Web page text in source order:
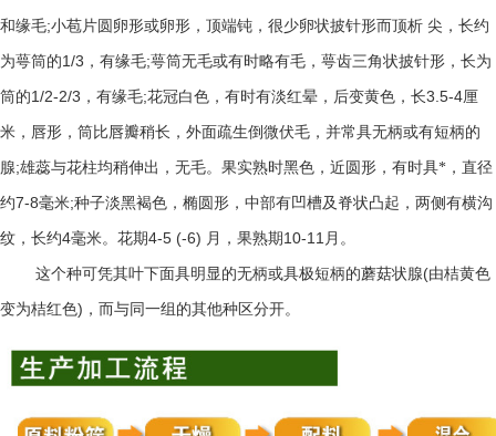
和缘毛;小苞片圆卵形或卵形，顶端钝，很少卵状披针形而顶析 尖，长约
为萼筒的1/3 ，有缘毛;萼筒无毛或有时略有毛，萼齿三角状披针形，长为
筒的1/2-2/3 ，有缘毛;花冠白色，有时有淡红晕，后变黄色，长3.5-4厘
米，唇形，筒比唇瓣稍长，外面疏生倒微伏毛，并常具无柄或有短柄的
腺;雄蕊与花柱均稍伸出，无毛。果实熟时黑色，近圆形，有时具*，直径
约7-8毫米;种子淡黑褐色，椭圆形，中部有凹槽及脊状凸起，两侧有横沟
纹，长约4毫米。花期4-5 (-6) 月，果熟期 10-11 月。
这个种可凭其叶下面具明显的无柄或具极短柄的蘑菇状腺(由桔黄色
变为桔红色) ，而与同一组的其他种区分开。